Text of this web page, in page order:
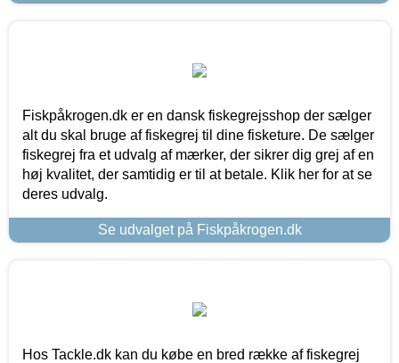
Fiskpåkrogen.dk er en dansk fiskegrejsshop der sælger
alt du skal bruge af fiskegrej til dine fisketure. De sælger
fiskegrej fra et udvalg af mærker, der sikrer dig grej af en
høj kvalitet, der samtidig er til at betale. Klik her for at se
deres udvalg.
Se udvalget på Fiskpåkrogen.dk
Hos Tackle.dk kan du købe en bred række af fiskegrej